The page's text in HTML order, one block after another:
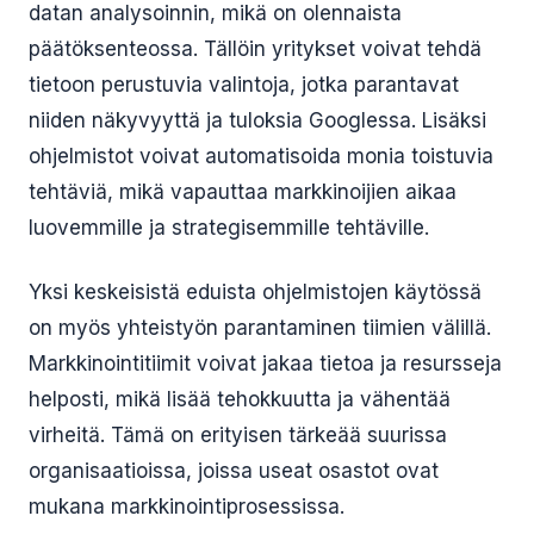
datan analysoinnin, mikä on olennaista
päätöksenteossa. Tällöin yritykset voivat tehdä
tietoon perustuvia valintoja, jotka parantavat
niiden näkyvyyttä ja tuloksia Googlessa. Lisäksi
ohjelmistot voivat automatisoida monia toistuvia
tehtäviä, mikä vapauttaa markkinoijien aikaa
luovemmille ja strategisemmille tehtäville.
Yksi keskeisistä eduista ohjelmistojen käytössä
on myös yhteistyön parantaminen tiimien välillä.
Markkinointitiimit voivat jakaa tietoa ja resursseja
helposti, mikä lisää tehokkuutta ja vähentää
virheitä. Tämä on erityisen tärkeää suurissa
organisaatioissa, joissa useat osastot ovat
mukana markkinointiprosessissa.